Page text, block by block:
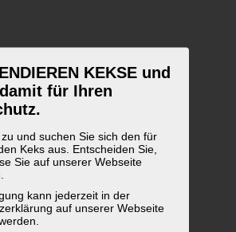
KEKSE und
für Ihren
und suchen Sie sich den für
Keks aus. Entscheiden Sie,
Sie auf unserer Webseite
kann jederzeit in der
auf unserer Webseite